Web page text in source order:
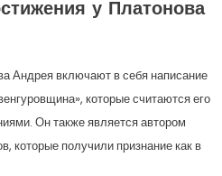
у Платонова
Андрея включают в себя написание
которые считаются его
Он также является автором
которые получили признание как в